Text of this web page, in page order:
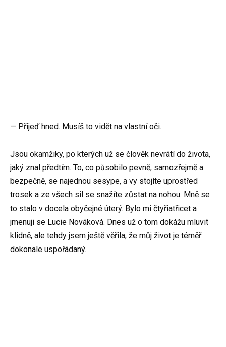
— Přijeď hned. Musíš to vidět na vlastní oči.
Jsou okamžiky, po kterých už se člověk nevrátí do života,
jaký znal předtím. To, co působilo pevně, samozřejmě a
bezpečně, se najednou sesype, a vy stojíte uprostřed
trosek a ze všech sil se snažíte zůstat na nohou. Mně se
to stalo v docela obyčejné úterý. Bylo mi čtyřiatřicet a
jmenuji se Lucie Nováková. Dnes už o tom dokážu mluvit
klidně, ale tehdy jsem ještě věřila, že můj život je téměř
dokonale uspořádaný.